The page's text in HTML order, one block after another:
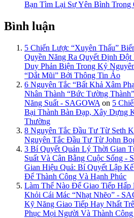
Bạn Tìm Lại Sự Yên Bình Trong
Bình luận
5 Chiến Lược “Xuyên Thấu”
Quyền Năng Ra Quyết Định Đột
Duy Phản Biện Trong Kỷ
“Dắt Mũi” Bởi Thông Tin Ảo
6 Nguyên Tắc “Bất Khả Xâm
Nhân Thành “Bức Tường
Năng Suất - SAGOWA on 5
Bại Thành Bàn Đạp, Xây Dựng
Thường
8 Nguyên Tắc Đầu Tư Từ Seth
Nguyên Tắc Đầu Tư Từ John
3 Bí Quyết Quản Lý Thời Gian
Suất Và Cân Bằng Cuộc Sống -
Gian Hiệu Quả: Bí Quyết Lập
Để Thành Công Và Hạnh Phúc
Làm Thế Nào Để Giao Tiếp
Khỏi Cái Mác “Nhạt Nhẽo” -
Kỹ Năng Giao Tiếp Hay Nhất
Phục Mọi Người Và Thành